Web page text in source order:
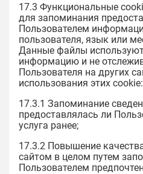
17.3 Функциональные
для запоминания
Пользователем
пользователя, язык или
Данные файлы
информацию и не
Пользователя на других
использования этих cookie:
17.3.1 Запоминание
предоставлялась ли
услуга ранее;
17.3.2 Повышение
сайтом в целом путем
Пользователем